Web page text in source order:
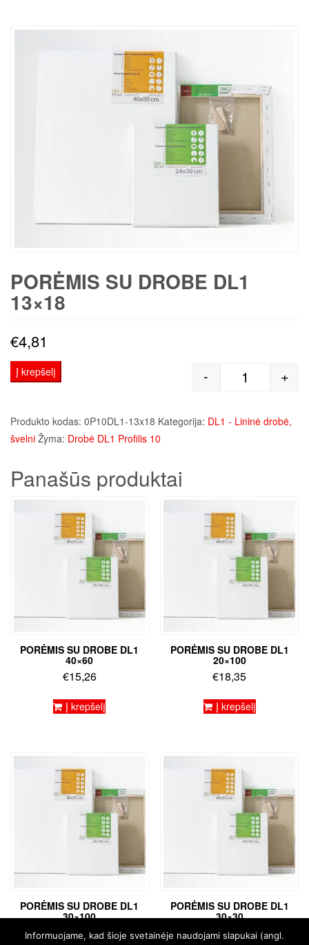
PORĖMIS SU DROBE DL1
13×18
€4,81
produkto
- +
Į krepšelį
Produkto kodas: 0P10DL1-13x18 Kategorija: DL1 - Lininė drobė,
švelni Žyma: Drobė DL1 Profilis 10
Panašūs produktai
PORĖMIS SU DROBE DL1
40×60
€15,26
Į krepšelį
PORĖMIS SU DROBE DL1
20×100
€18,35
Į krepšelį
PORĖMIS SU DROBE DL1
30×100
€22,83
PORĖMIS SU DROBE DL1
30×30
€ 8,28
Informuojame, kad šioje svetainėje naudojami slapukai (angl.